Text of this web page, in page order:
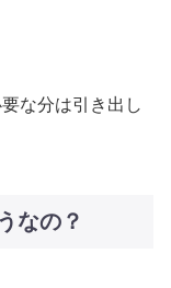
な分は引き出し
なの？